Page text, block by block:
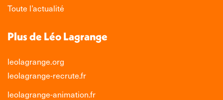
Toute l’actualité
Plus de Léo Lagrange
leolagrange.org
leolagrange-recrute.fr
leolagrange-animation.fr